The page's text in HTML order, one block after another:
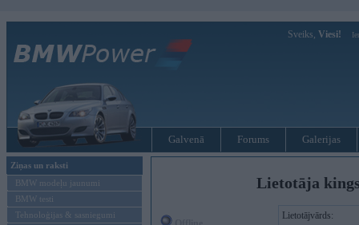
Sveiks, Viesi!
Galvenā Forums Galerijas
Ziņas un raksti
BMW modeļu jaunumi
BMW testi
Tehnoloģijas & sasniegumi
Lietotāja
Lietotājvārds: